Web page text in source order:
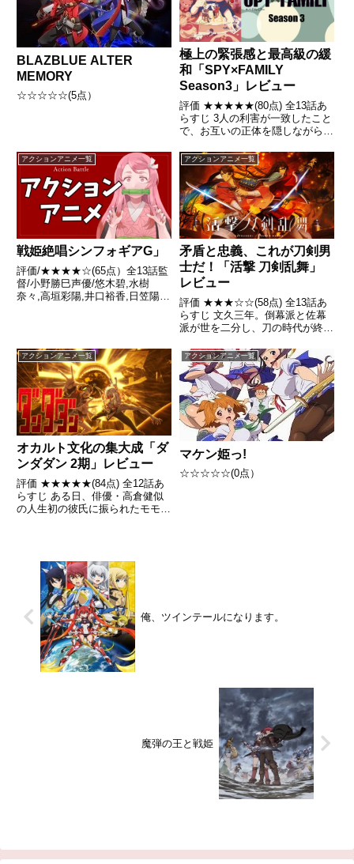
BLAZBLUE ALTER
MEMORY
☆☆☆☆☆(5点）
極上の緊張感と最高級の緩
和「SPY×FAMILY
Season3」レビュー
評価 ★★★★★(80点) 全13話あ
らすじ 3人の利害が一致したこと
で、お互いの正体を隠しながら共
連続の仮初めの家族に、世界の平
和は託された 引用- Wikipedia
アクションアニメ一覧
戦姫絶唱シンフォギアG」
評価/★★★★☆(65点）全13話監
督/小野勝巳声優/悠木碧,水樹
奈々,高垣彩陽,井口裕香,日笠陽子
か月後、未だ発生するノイズへの
対策を講じる人類だっ...
アクションアニメ一覧
矛盾と忠義、これが刀剣男
士だ！「活撃 刀剣乱舞」
レビュー
評価 ★★★☆☆(58点) 全13話あ
らすじ 文久三年。倒幕派と佐幕
派が世を二分し、刀の時代が終わ
男士として顕現したばかりの堀川
国広は、かつて同じ主の元で戦っ
た和泉守兼定とともに、雨の山道
をひた走る。引用- W...
アクションアニメ一覧
オカルト文化の集大成「ダ
ンダダン 2期」レビュー
評価 ★★★★★(84点) 全12話あ
らすじ ある日、俳優・高倉健似
の人生初の彼氏に振られたモモ
アクションアニメ一覧
マケン姫っ!
☆☆☆☆☆(0点）
俺、ツインテールになります。
魔弾の王と戦姫